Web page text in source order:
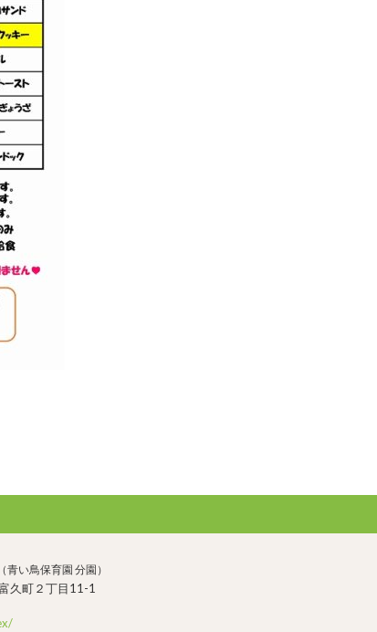
（青い鳥保育園 分園）
久町２丁目11-1